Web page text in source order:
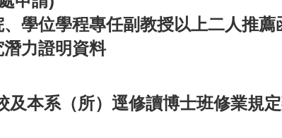
學位學程專任副教授以上二人推薦
力證明資料
本系（所）逕修讀博士班修業規